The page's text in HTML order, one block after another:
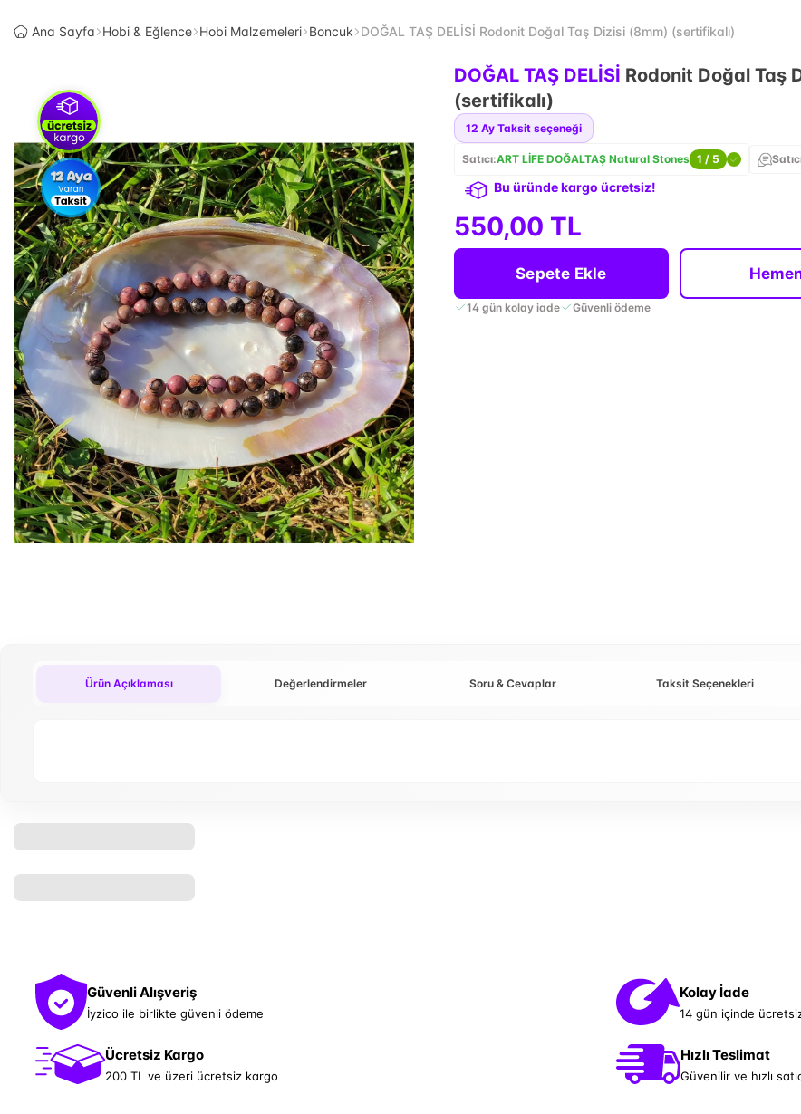
Ana Sayfa Hobi & Eğlence Hobi Malzemeleri Boncuk DOĞAL TAŞ DELİSİ Rodonit Doğal Taş Dizisi (8mm) (sertifikalı)
DOĞAL TAŞ DELİSİ Rodonit Doğal Taş
(sertifikalı)
12 Ay Taksit seçeneği
Satıcı:ART LİFE DOĞALTAŞ Natural Stones 1 / 5
Bu üründe kargo ücretsiz!
550,00 TL
Sepete Ekle
14 gün kolay iade Güvenli ödeme
Ürün Açıklaması Değerlendirmeler Soru & Cevaplar Taksit Seçenekleri
Güvenli Alışveriş
İyzico ile birlikte güvenli ödeme
Kolay İade
14 gün içinde
Ücretsiz Kargo
200 TL ve üzeri ücretsiz kargo
Hızlı Teslimat
Güvenilir ve hızlı